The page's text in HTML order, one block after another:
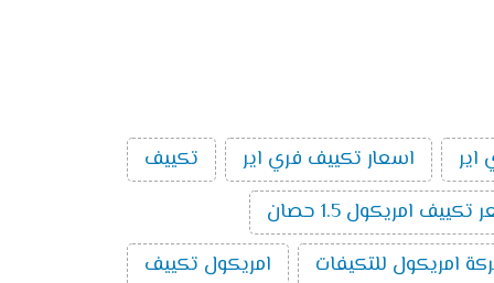
وكان من الضرورى ان نوفر لهم خاصية توجيه
اختيار الفريون أمر مهم جدا حتى يكون مناسب للجهاز وعلى العميل ولتلك السبب وفرنا لكم أفضل انواع الفريون ٌR22 لأنه من أحسن انواع الغازات التى تستخدم يعرف
اسعار تكييف فري اير
تكييف
امريكول 1.5 حصان
امريكول للتكيفات
امريكول تكييف